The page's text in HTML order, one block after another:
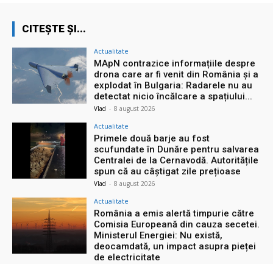
CITEȘTE ȘI...
Actualitate
MApN contrazice informațiile despre
drona care ar fi venit din România și a
explodat în Bulgaria: Radarele nu au
detectat nicio încălcare a spațiului...
Vlad - 8 august 2026
Actualitate
Primele două barje au fost
scufundate în Dunăre pentru salvarea
Centralei de la Cernavodă. Autoritățile
spun că au câștigat zile prețioase
Vlad - 8 august 2026
Actualitate
România a emis alertă timpurie către
Comisia Europeană din cauza secetei.
Ministerul Energiei: Nu există,
deocamdată, un impact asupra pieței
de electricitate